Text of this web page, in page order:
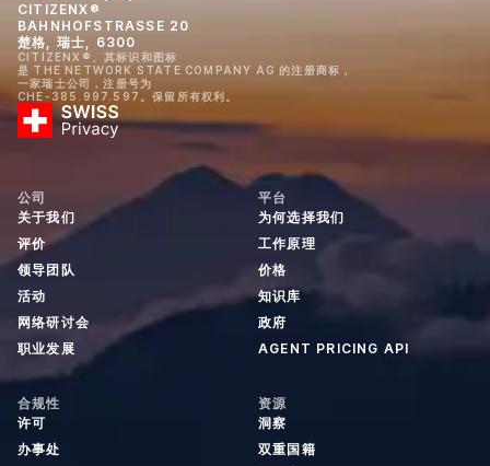
CITIZENX®
BAHNHOFSTRASSE 20
楚格, 瑞士, 6300
CITIZENX®、其标识和图标
是 THE NETWORK STATE COMPANY AG 的注册商标，
一家瑞士公司，注册号为
CHE-385.997.597。保留所有权利。
公司
关于我们
评价
领导团队
活动
网络研讨会
职业发展
平台
为何选择我们
工作原理
价格
知识库
政府
AGENT PRICING API
合规性
许可
办事处
资源
洞察
双重国籍